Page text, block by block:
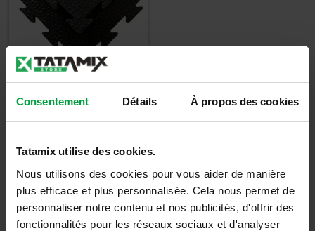
Consentement Détails À propos des cookies
Tatamix utilise des cookies.
Nous utilisons des cookies pour vous aider de manière
plus efficace et plus personnalisée. Cela nous permet de
personnaliser notre contenu et nos publicités, d'offrir des
fonctionnalités pour les réseaux sociaux et d'analyser
Tapis Tatami Gym
19,67€
23,60 TTC
Détails